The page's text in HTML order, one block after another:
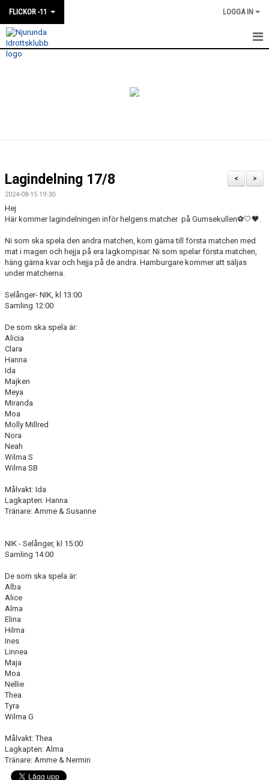
FLICKOR -11 LOGGA IN
HEM
BILDGALLERI
DOKUMENT
>
<
Lagindelning 17/8
2024-08-15 19:30
Hej
Här kommer lagindelningen inför helgens matcher på Gumsekullen⚽️🤍🖤.
Ni som ska spela den andra matchen, kom gärna till första matchen med
mat i magen och hejja på era lagkompisar. Ni som spelar första matchen,
häng gärna kvar och hejja på de andra. Hamburgare kommer att säljas
under matcherna.
Selånger- NIK, kl 13:00
Samling 12:00
De som ska spela är:
Alicia
Clara
Hanna
Ida
Majken
Meya
Miranda
Moa
Molly Millred
Nora
Neah
Wilma S
Wilma SB
Målvakt: Ida
Lagkapten: Hanna
Tränare: Amme & Susanne
NIK - Selånger, kl 15:00
Samling 14:00
De som ska spela är:
Alba
Alice
Alma
Elina
Hilma
Ines
Linnea
Maja
Moa
Nellie
Thea
Tyra
Wilma G
Målvakt: Thea
Lagkapten: Alma
Tränare: Amme & Nermin